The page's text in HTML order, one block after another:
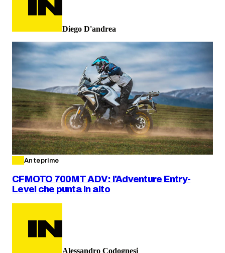
Diego D'andrea
Anteprime
CFMOTO 700MT ADV: l'Adventure Entry-
Level che punta in alto
Alessandro Codognesi